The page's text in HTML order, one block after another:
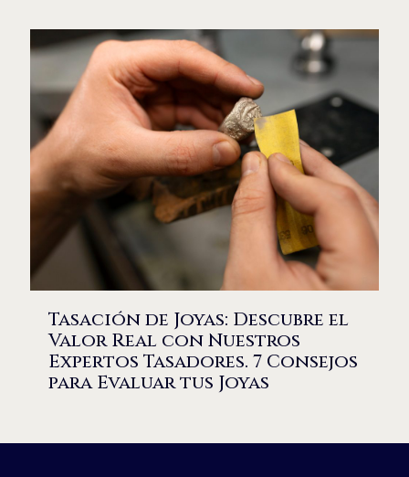
Tasación de Joyas: Descubre el
Valor Real con Nuestros
Expertos Tasadores. 7 Consejos
para Evaluar tus Joyas